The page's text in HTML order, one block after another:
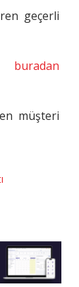
geçerli
buradan
müşteri